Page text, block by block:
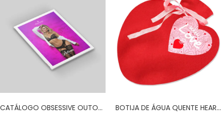
CATÁLOGO OBSESSIVE OUTONO 2019 BOTIJA DE ÁGUA QUENTE HEARTWARMING